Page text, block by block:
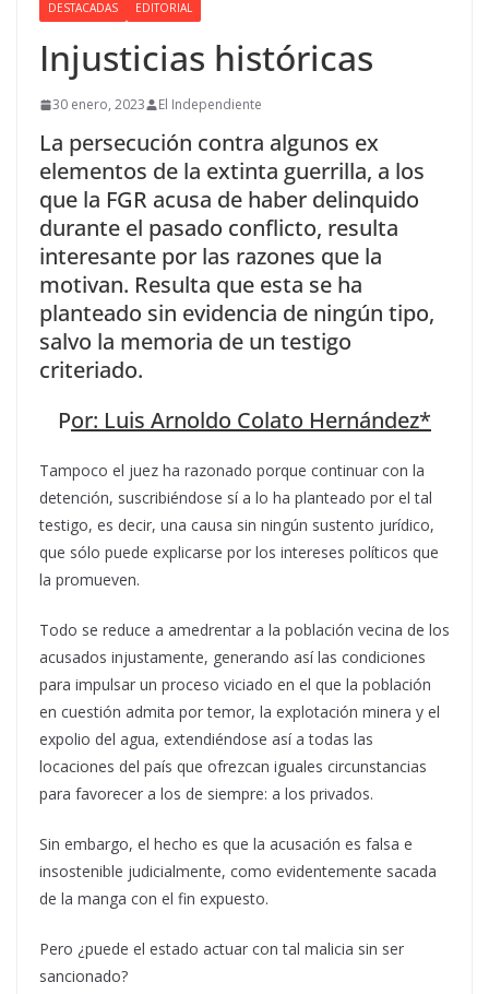
DESTACADAS EDITORIAL
Injusticias históricas
30 enero, 2023 El Independiente
La persecución contra algunos ex
elementos de la extinta guerrilla, a los
que la FGR acusa de haber delinquido
durante el pasado conflicto, resulta
interesante por las razones que la
motivan. Resulta que esta se ha
planteado sin evidencia de ningún tipo,
salvo la memoria de un testigo
criteriado.
Por: Luis Arnoldo Colato Hernández*
Tampoco el juez ha razonado porque continuar con la
detención, suscribiéndose sí a lo ha planteado por el tal
testigo, es decir, una causa sin ningún sustento jurídico,
que sólo puede explicarse por los intereses políticos que
la promueven.
Todo se reduce a amedrentar a la población vecina de los
acusados injustamente, generando así las condiciones
para impulsar un proceso viciado en el que la población
en cuestión admita por temor, la explotación minera y el
expolio del agua, extendiéndose así a todas las
locaciones del país que ofrezcan iguales circunstancias
para favorecer a los de siempre: a los privados.
Sin embargo, el hecho es que la acusación es falsa e
insostenible judicialmente, como evidentemente sacada
de la manga con el fin expuesto.
Pero ¿puede el estado actuar con tal malicia sin ser
sancionado?